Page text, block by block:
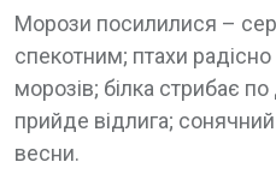
Морози посилилися –
спекотним; птахи
морозів; білка стрибає
прийде відлига;
весни.